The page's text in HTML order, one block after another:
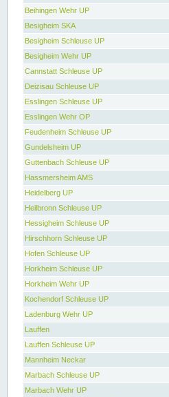
Beihingen Wehr UP
Besigheim SKA
Besigheim Schleuse UP
Besigheim Wehr UP
Cannstatt Schleuse UP
Deizisau Schleuse UP
Esslingen Schleuse UP
Esslingen Wehr OP
Feudenheim Schleuse UP
Gundelsheim UP
Guttenbach Schleuse UP
Hassmersheim AMS
Heidelberg UP
Heilbronn Schleuse UP
Hessigheim Schleuse UP
Hirschhorn Schleuse UP
Hofen Schleuse UP
Horkheim Schleuse UP
Horkheim Wehr UP
Kochendorf Schleuse UP
Ladenburg Wehr UP
Lauffen
Lauffen Schleuse UP
Mannheim Neckar
Marbach Schleuse UP
Marbach Wehr UP